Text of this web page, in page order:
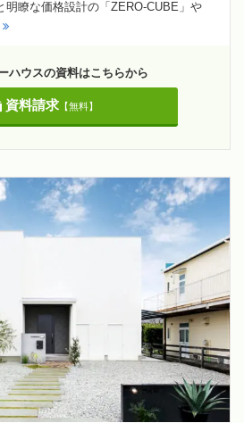
明瞭な価格設計の「ZERO-CUBE」や
ハウスの資料はこちらから
資料請求【無料】